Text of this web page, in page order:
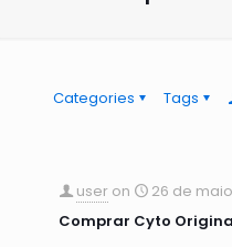
Categories Tags
user on
26 de
Comprar Cyto